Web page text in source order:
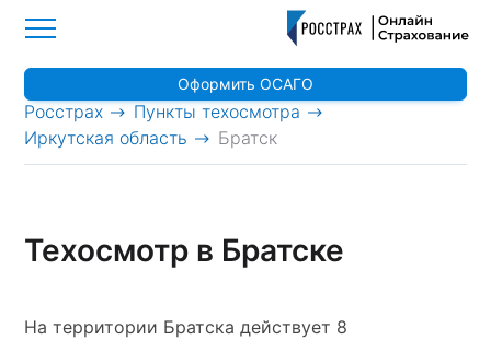
Росстрах > Пункты техосмотра
>
Иркутская область
> Братск
Оформить ОСАГО
Техосмотр в Братске
На территории Братска действует 8